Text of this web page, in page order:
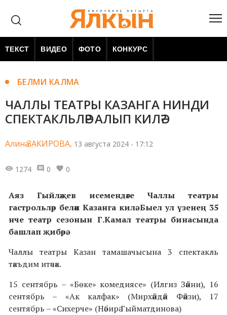
ТЕКСТ ВИДЕО ФОТО КОНКУРС
БЕЛМИ КАЛМА
ЧАЛЛЫ ТЕАТРЫ КАЗАНГА НИНДИ
СПЕКТАКЛЬЛӘР АЛЫП КИЛӘ?
Алинә ЗАКИРОВА, 13 августа 2024 - 17:12
1274 0 0
Аяз Гыйләҗев исемендәге Чаллы театры
гастрольләр белән Казанга килә. Быел ул үзенең 35
нче театр сезонын Г.Камал театры бинасында
башлап җибәрә.
Чаллы театры Казан тамашачысына 3 спектакль
тәкъдим итәчәк.
15 сентябрь – «Бөке» комедиясе» (Илгиз Зәйни), 16
сентябрь – «Ак калфак» (Мирхәйдәй Фәйзи), 17
сентябрь – «Сихерче» (Нәбирә Гыйматдинова)